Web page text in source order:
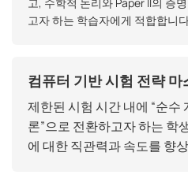
고자 하는 학습자에게 적합합니
컴퓨터 기반 시험 전략 마
제한된 시험 시간 내에 “순수
론”으로 전환하고자 하는 학
에 대한 직관력과 속도를 향